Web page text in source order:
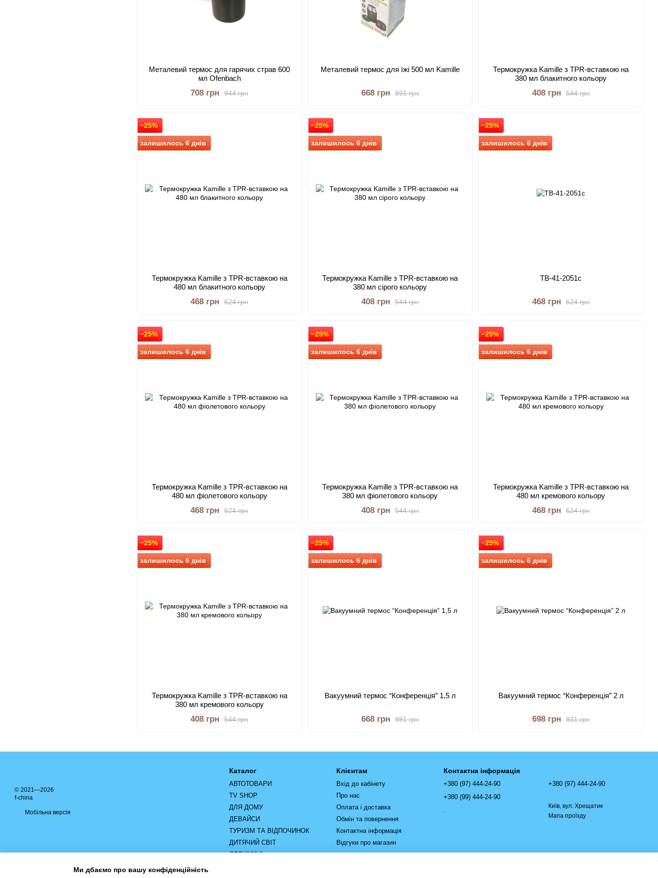
Металевий термос для гарячих страв 600
мл Ofenbach
944 грн
708 грн
Металевий термос для їжі 500 мл Kamille
891 грн
668 грн
Термокружка Kamille з TPR-вставкою на
380 мл блакитного кольору
544 грн
408 грн
−25%
залишилось 6 днів
Термокружка Kamille з TPR-вставкою на
480 мл блакитного кольору
624 грн
468 грн
−25%
залишилось 6 днів
Термокружка Kamille з TPR-вставкою на
380 мл сірого кольору
544 грн
408 грн
−25%
залишилось 6 днів
ТВ-41-2051с
624 грн
468 грн
−25%
залишилось 6 днів
Термокружка Kamille з TPR-вставкою на
480 мл фіолетового кольору
624 грн
468 грн
−25%
залишилось 6 днів
Термокружка Kamille з TPR-вставкою на
380 мл фіолетового кольору
544 грн
408 грн
−25%
залишилось 6 днів
Термокружка Kamille з TPR-вставкою на
480 мл кремового кольору
624 грн
468 грн
−25%
залишилось 6 днів
Термокружка Kamille з TPR-вставкою на
380 мл кремового кольору
544 грн
408 грн
−25%
залишилось 6 днів
Вакуумний термос “Конференція” 1,5 л
891 грн
668 грн
−25%
залишилось 6 днів
Вакуумний термос “Конференція” 2 л
931 грн
698 грн
© 2021—2026
f-china
Мобільна версія
Каталог
АВТОТОВАРИ
TV SHOP
ДЛЯ ДОМУ
ДЕВАЙСИ
ТУРИЗМ ТА ВІДПОЧИНОК
ДИТЯЧИЙ СВІТ
ДЛЯ КУХНІ
Клієнтам
Вхід до кабінету
Про нас
Оплата і доставка
Обмін та повернення
Контактна інформація
Відгуки про магазин
Контактна інформація
+380 (97) 444-24-90
+380 (99) 444-24-90
.
+380 (97) 444-24-90
Київ, вул. Хрещатик
Мапа проїзду
Ми дбаємо про вашу конфіденційність